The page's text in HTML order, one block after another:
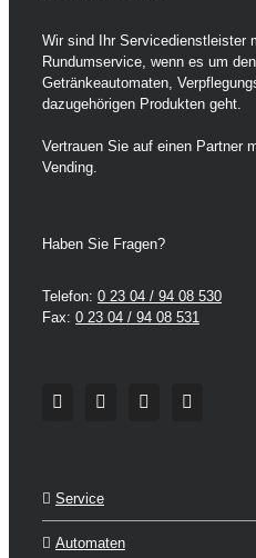
Wir sind Ihr Servicedienstleister
Rundumservice, wenn es um
Getränkeautomaten,
dazugehörigen Produkten geht.
Vertrauen Sie auf einen Partner
Vending.
Haben Sie Fragen?
Telefon: 0 23 04 / 94 08 530
Fax: 0 23 04 / 94 08 531
Service
Automaten